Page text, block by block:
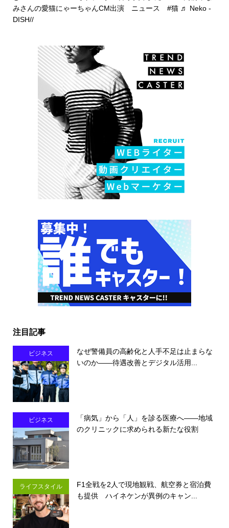
みさんの愛猫にゃーちゃんCM出演 ニュース #猫 ♬ Neko -
DISH//
注目記事
ビジネス
なぜ警備員の高齢化と人手不足は止まらな
いのか――待遇改善とデジタル活用...
ビジネス
「病気」から「人」を診る医療へ――地域
のクリニックに求められる新たな役割
ライフスタイル
F1全戦を2人で現地観戦、航空券と宿泊費
も提供 ハイネケンが異例のキャン...